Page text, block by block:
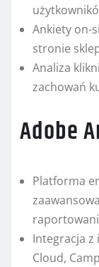
Ankiety on-
stronie
Analiza
zachowań
Adobe
Platforma
Integracja
Cloud,